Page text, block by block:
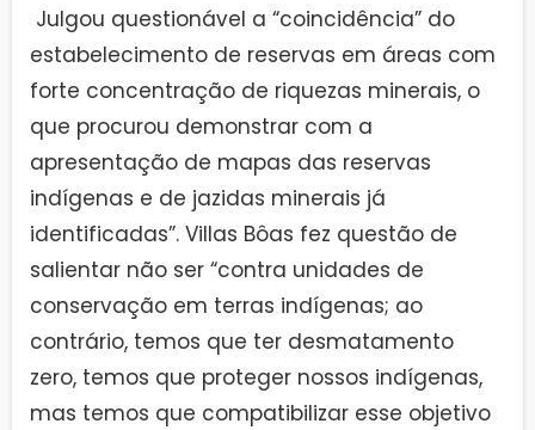
Julgou questionável a “coincidência” do
estabelecimento de reservas em áreas com
forte concentração de riquezas minerais, o
que procurou demonstrar com a
apresentação de mapas das reservas
indígenas e de jazidas minerais já
identificadas”. Villas Bôas fez questão de
salientar não ser “contra unidades de
conservação em terras indígenas; ao
contrário, temos que ter desmatamento
zero, temos que proteger nossos indígenas,
mas temos que compatibilizar esse objetivo